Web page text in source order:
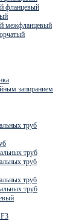
фланцевый
межфланцевый
запиранием
труб
труб
труб
труб
труб